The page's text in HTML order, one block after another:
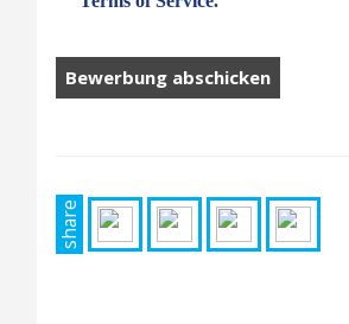
Menschen,
nichts
hinlegen.
share